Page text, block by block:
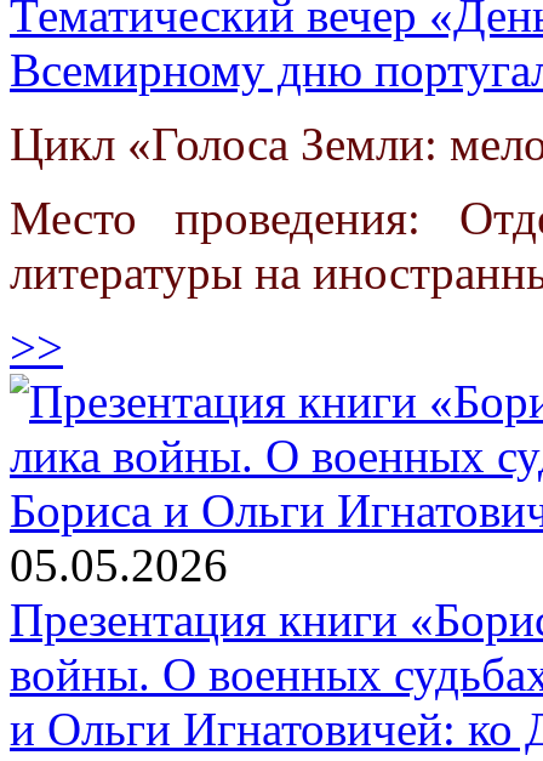
Тематический вечер
Всемирному дню
Цикл «Голоса Земли:
Место проведения:
литературы на
>>
05.05.2026
Презентация книги
войны. О военных
и Ольги Игнатовичей: